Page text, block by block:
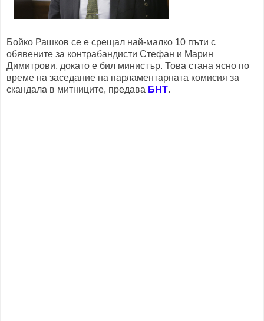
Бойко Рашков се е срещал най-малко 10 пъти с
обявените за контрабандисти Стефан и Марин
Димитрови, докато е бил министър. Това стана ясно по
време на заседание на парламентарната комисия за
скандала в митниците, предава БНТ.